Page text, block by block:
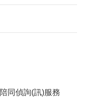
同偵詢(訊)服務